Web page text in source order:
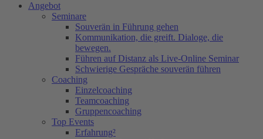
Angebot
Seminare
Souverän in Führung gehen
Kommunikation, die greift. Dialoge, die
bewegen.
Führen auf Distanz als Live-Online Seminar
Schwierige Gespräche souverän führen
Coaching
Einzelcoaching
Teamcoaching
Gruppencoaching
Top Events
Erfahrung²